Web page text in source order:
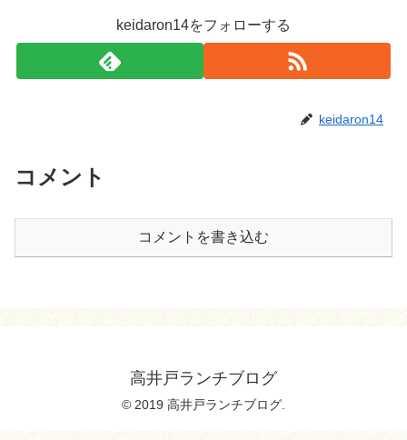
keidaron14をフォローする
keidaron14
コメント
コメントを書き込む
高井戸ランチブログ
© 2019 高井戸ランチブログ.